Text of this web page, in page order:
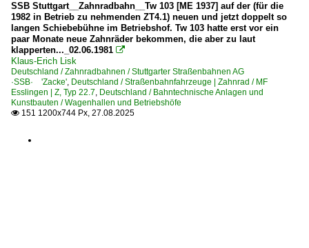
SSB Stuttgart__Zahnradbahn__Tw 103 [ME 1937] auf der (für die
1982 in Betrieb zu nehmenden ZT4.1) neuen und jetzt doppelt so
langen Schiebebühne im Betriebshof. Tw 103 hatte erst vor ein
paar Monate neue Zahnräder bekommen, die aber zu laut
klapperten..._02.06.1981 
Klaus-Erich Lisk
Deutschland / Zahnradbahnen / Stuttgarter Straßenbahnen AG
·SSB· 'Zacke', Deutschland / Straßenbahnfahrzeuge | Zahnrad / MF
Esslingen | Z, Typ 22.7, Deutschland / Bahntechnische Anlagen und
Kunstbauten / Wagenhallen und Betriebshöfe
 151 1200x744 Px, 27.08.2025